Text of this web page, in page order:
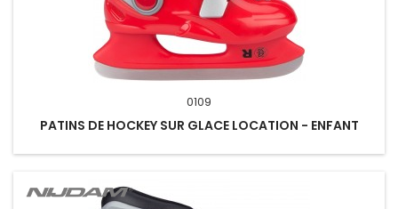
0109
PATINS DE HOCKEY SUR GLACE LOCATION - ENFANT